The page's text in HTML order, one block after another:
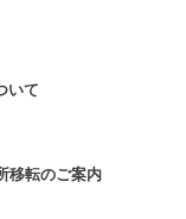
いて
移転のご案内